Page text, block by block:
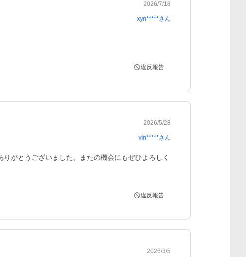
2026/7/18
xyn*****さん
違反報告
2026/5/28
vin*****さん
がとうございました。またの機会にもぜひよろしく
違反報告
2026/3/5